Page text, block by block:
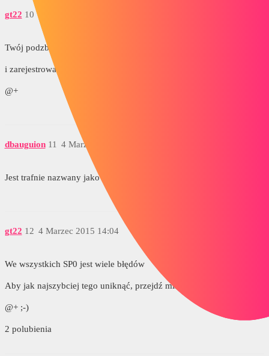
gt22 10
Twój podzbiór (widok rozstrzelony) ma swoją właściwą nazwę?
i zarejestrowany jako taki?
@+
dbauguion 4 Marzec 2015 14:04
11
Jest trafnie nazwany jako Éclaté
gt22 4 Marzec 2015 14:04
12
We wszystkich SP0 jest wiele błędów
Aby jak najszybciej tego uniknąć, przejdź mini sp 1
@+ ;-)
2 polubienia